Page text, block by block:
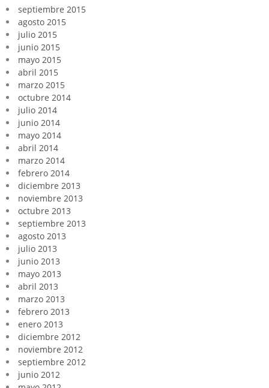
septiembre 2015
agosto 2015
julio 2015
junio 2015
mayo 2015
abril 2015
marzo 2015
octubre 2014
julio 2014
junio 2014
mayo 2014
abril 2014
marzo 2014
febrero 2014
diciembre 2013
noviembre 2013
octubre 2013
septiembre 2013
agosto 2013
julio 2013
junio 2013
mayo 2013
abril 2013
marzo 2013
febrero 2013
enero 2013
diciembre 2012
noviembre 2012
septiembre 2012
junio 2012